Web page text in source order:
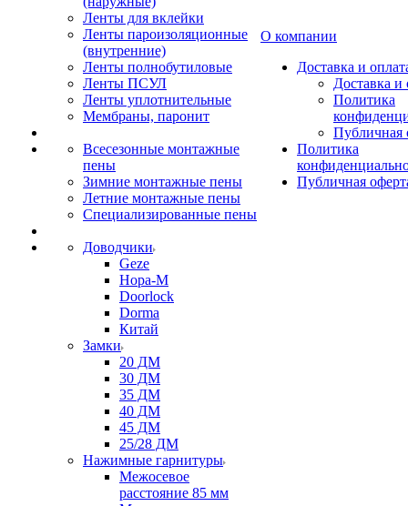
Ленты для вклейки
Ленты пароизоляционные
(внутренние)
Ленты полнобутиловые
Ленты ПСУЛ
Ленты уплотнительные
Мембраны, паронит
Всесезонные монтажные
пены
Зимние монтажные пены
Летние монтажные пены
Специализированные пены
Доводчики
Geze
Нора-М
Doorlock
Dorma
Китай
Замки
20 ДМ
30 ДМ
35 ДМ
40 ДМ
45 ДМ
25/28 ДМ
Нажимные гарнитуры
Межосевое
расстояние 85 мм
О компании
Доставка и
Доставка и
Политика
Публичная
Политика
Публичная